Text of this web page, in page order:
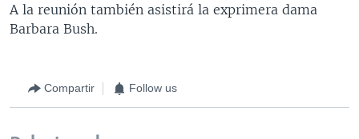
A la reunión también asistirá la exprimera dama
Barbara Bush.
Compartir Follow us